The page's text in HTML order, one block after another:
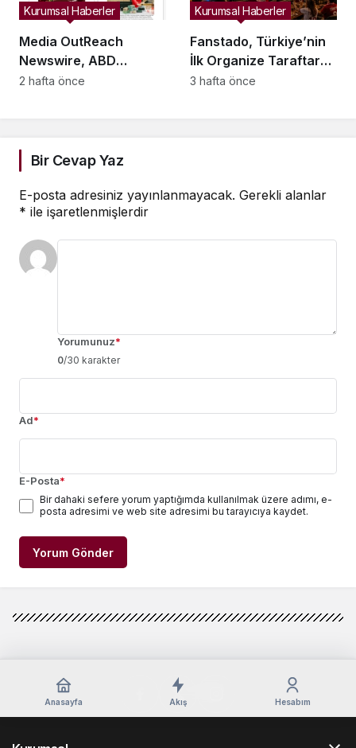
Media OutReach
Newswire, ABD
Dağıtım Ağını ve Yapay
Kurumsal Haberler
2 hafta önce
Fanstado, Türkiye’nin
İlk Organize Taraftar
Tribün Ağını Kuruyor:
Kurumsal Haberler
3 hafta önce
Bir Cevap Yaz
E-posta adresiniz yayınlanmayacak. Gerekli alanlar
* ile işaretlenmişlerdir
Yorumunuz*
0/30 karakter
Ad*
E-Posta*
Bir dahaki sefere yorum yaptığımda kullanılmak üzere adımı, e-
posta adresimi ve web site adresimi bu tarayıcıya kaydet.
Yorum Gönder
Anasayfa Akış Hesabım